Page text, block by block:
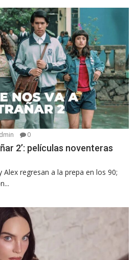
0
2’: películas noventeras
regresan a la prepa en los 90;